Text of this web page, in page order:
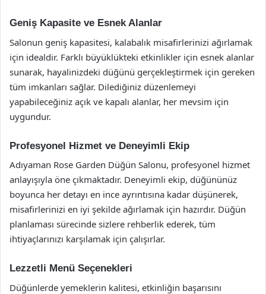
Geniş Kapasite ve Esnek Alanlar
Salonun geniş kapasitesi, kalabalık misafirlerinizi ağırlamak
için idealdir. Farklı büyüklükteki etkinlikler için esnek alanlar
sunarak, hayalinizdeki düğünü gerçekleştirmek için gereken
tüm imkanları sağlar. Dilediğiniz düzenlemeyi
yapabileceğiniz açık ve kapalı alanlar, her mevsim için
uygundur.
Profesyonel Hizmet ve Deneyimli Ekip
Adıyaman Rose Garden Düğün Salonu, profesyonel hizmet
anlayışıyla öne çıkmaktadır. Deneyimli ekip, düğününüz
boyunca her detayı en ince ayrıntısına kadar düşünerek,
misafirlerinizi en iyi şekilde ağırlamak için hazırdır. Düğün
planlaması sürecinde sizlere rehberlik ederek, tüm
ihtiyaçlarınızı karşılamak için çalışırlar.
Lezzetli Menü Seçenekleri
Düğünlerde yemeklerin kalitesi, etkinliğin başarısını